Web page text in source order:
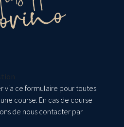
via ce formulaire pour toutes
course. En cas de course
de nous contacter par